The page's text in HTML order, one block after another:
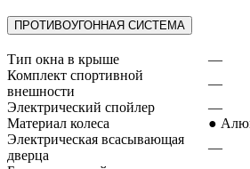
ПРОТИВОУГОННАЯ СИСТЕМА
Тип окна в крыше
—
Комплект спортивной
внешности
—
Электрический спойлер
—
Материал колеса
●
Электрическая всасывающая
дверца
—